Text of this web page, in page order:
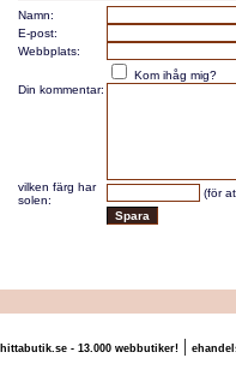
Namn:
E-post:
Webbplats:
Kom ihåg mig?
Din kommentar:
vilken färg har
solen:
(för
hittabutik.se - 13.000 webbutiker!|